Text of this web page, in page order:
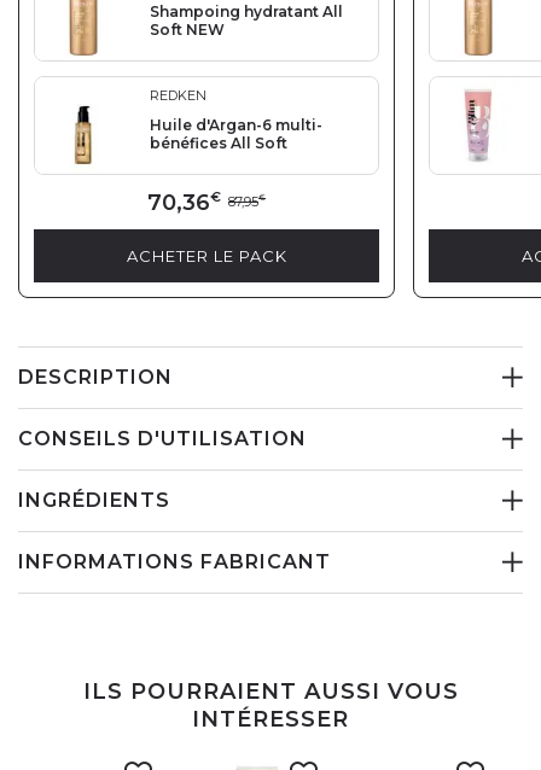
Shampoing hydratant All
Soft NEW
REDKEN
Huile d'Argan-6 multi-
bénéfices All Soft
70,36€ 87,95€
ACHETER LE PACK
DESCRIPTION
CONSEILS D'UTILISATION
INGRÉDIENTS
INFORMATIONS FABRICANT
ILS POURRAIENT AUSSI VOUS
INTÉRESSER